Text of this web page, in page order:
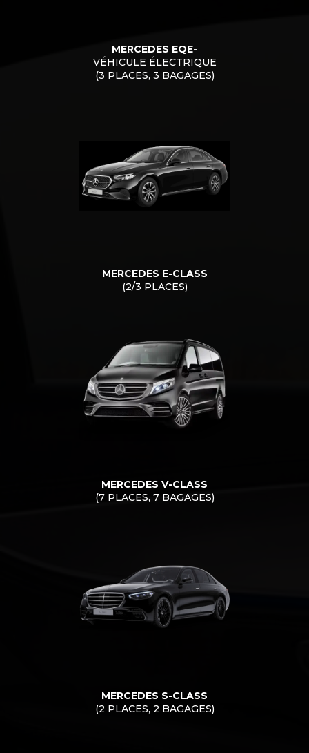
MERCEDES EQE-
VÉHICULE ÉLECTRIQUE
(3 PLACES, 3 BAGAGES)
MERCEDES E-CLASS
(2/3 PLACES)
MERCEDES V-CLASS
(7 PLACES, 7 BAGAGES)
MERCEDES S-CLASS
(2 PLACES, 2 BAGAGES)